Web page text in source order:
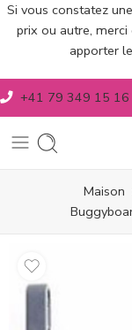
Si vous constatez
prix ou autre,
apporter
+41 79 349 15 16
Maison